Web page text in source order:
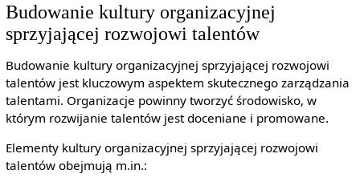
Budowanie kultury organizacyjnej
sprzyjającej rozwojowi talentów
Budowanie kultury organizacyjnej sprzyjającej rozwojowi
talentów jest kluczowym aspektem skutecznego zarządzania
talentami. Organizacje powinny tworzyć środowisko, w
którym rozwijanie talentów jest doceniane i promowane.
Elementy kultury organizacyjnej sprzyjającej rozwojowi
talentów obejmują m.in.: